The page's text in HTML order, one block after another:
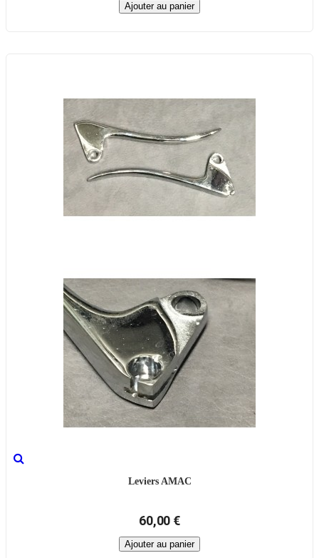
Ajouter au panier
Leviers AMAC
60,00 €
Ajouter au panier